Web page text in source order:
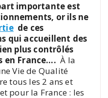
importante est
or ils ne
de ces
qui accueillent des
plus contrôlés
en France….À la
Vie de Qualité
tous les 2 ans et
pour la France : les